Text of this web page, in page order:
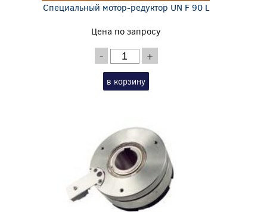
Специальный мотор-редуктор UN F 90 L
Цена по запросу
- +
в корзину